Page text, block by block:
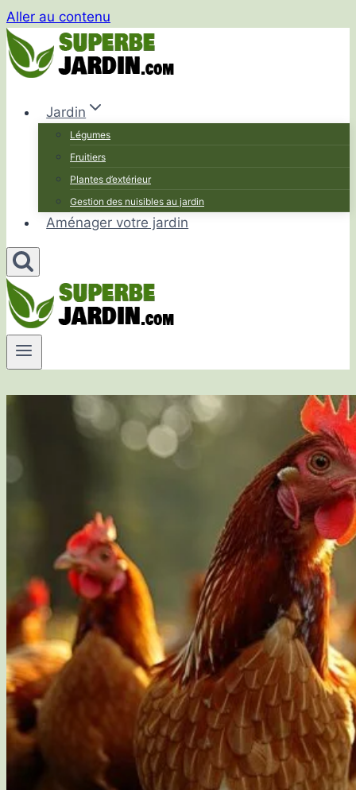
Aller au contenu
Jardin
Légumes
Fruitiers
Plantes d’extérieur
Gestion des nuisibles au jardin
Aménager votre jardin